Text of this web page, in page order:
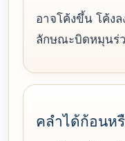
อาจโค้งขึ้น โค้ง
ลักษณะบิดหมุนร่
คลำได้ก้อนห